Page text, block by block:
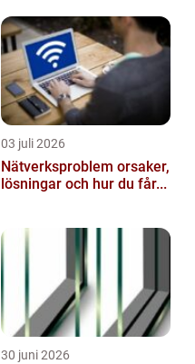
03 juli 2026
Nätverksproblem orsaker,
lösningar och hur du får...
30 juni 2026